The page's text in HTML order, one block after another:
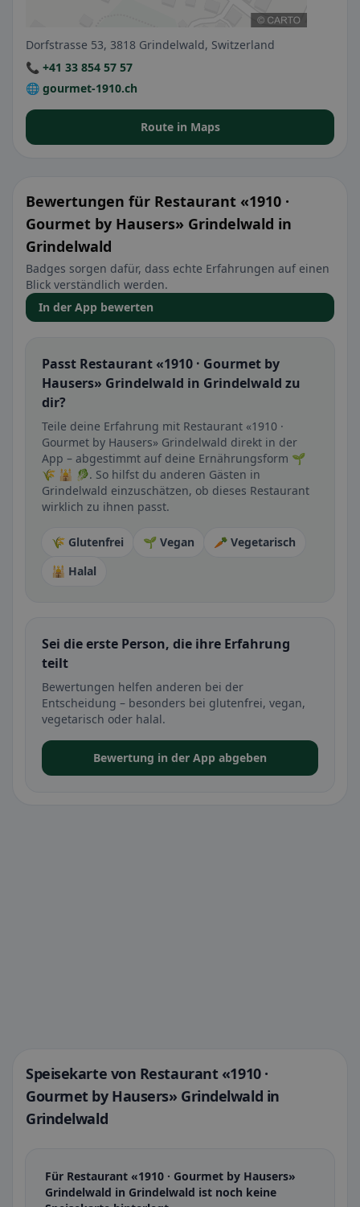
Dorfstrasse 53, 3818 Grindelwald, Switzerland
📞 +41 33 854 57 57
🌐 gourmet-1910.ch
Route in Maps
Bewertungen für Restaurant «1910 ·
Gourmet by Hausers» Grindelwald in
Grindelwald
Badges sorgen dafür, dass echte Erfahrungen auf einen
Blick verständlich werden.
In der App bewerten
Passt Restaurant «1910 · Gourmet by
Hausers» Grindelwald in Grindelwald zu
dir?
Teile deine Erfahrung mit Restaurant «1910 ·
Gourmet by Hausers» Grindelwald direkt in der
App – abgestimmt auf deine Ernährungsform 🌱
🌾 🕌 🥬. So hilfst du anderen Gästen in
Grindelwald einzuschätzen, ob dieses Restaurant
wirklich zu ihnen passt.
🌾 Glutenfrei 🌱 Vegan
🥕 Vegetarisch
🕌 Halal
Sei die erste Person, die ihre Erfahrung
teilt
Bewertungen helfen anderen bei der
Entscheidung – besonders bei glutenfrei, vegan,
vegetarisch oder halal.
Bewertung in der App abgeben
Speisekarte von Restaurant «1910 ·
Gourmet by Hausers» Grindelwald in
Grindelwald
Für Restaurant «1910 · Gourmet by Hausers»
Grindelwald in Grindelwald ist noch keine